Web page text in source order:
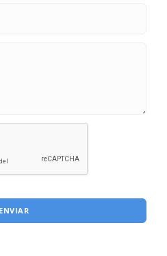
ENVIAR